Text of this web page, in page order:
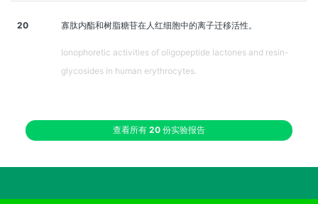
20 寡肽内酯和树脂糖苷在人红细胞中的离子迁移活性。
Ionophoretic activities of oligopeptide lactones and resin-
glycosides in human erythrocytes.
查看所有 20 份实验报告